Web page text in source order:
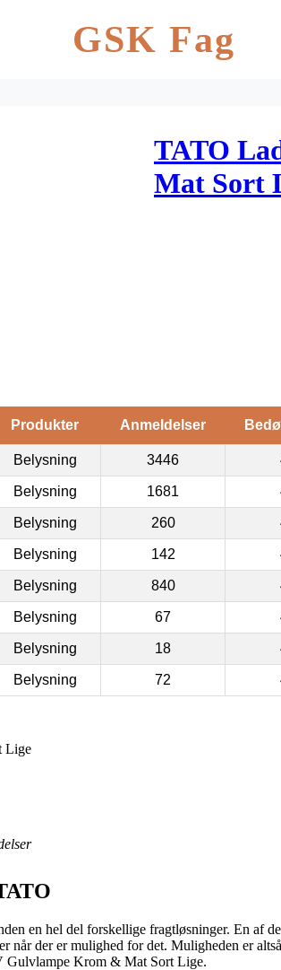
GSK Fag
TATO
Mat Sort
Produkter Anmeldelser
Belysning 3446
Belysning 1681
Belysning 260
Belysning 142
Belysning 840
Belysning 67
Belysning 18
Belysning 72
Lige
en hel del forskellige fragtløsninger. En af
når der er mulighed for det. Muligheden er
Gulvlampe Krom & Mat Sort Lige.